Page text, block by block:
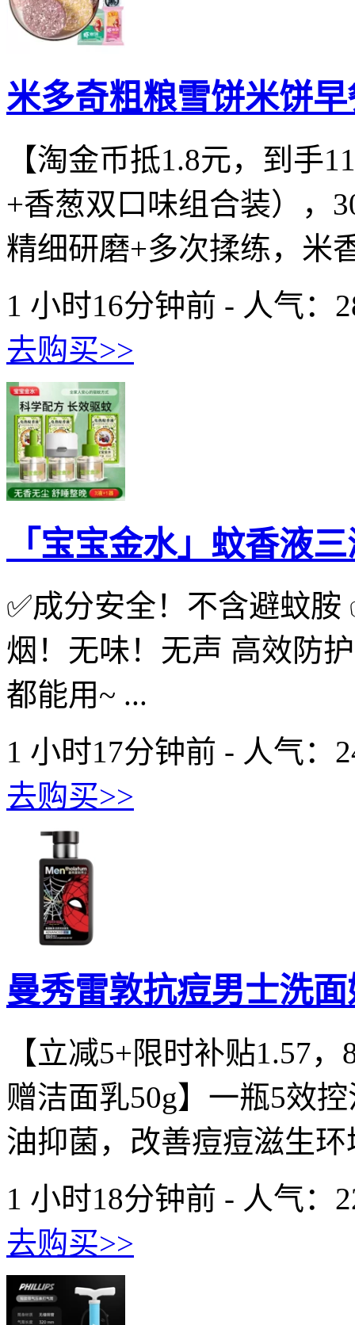
米多奇粗粮雪饼米饼早
【淘金币抵1.8元，到手
+香葱双口味组合装），
精细研磨+多次揉练，米
1 小时16分钟前 - 人气：
去购买>>
「宝宝金水」蚊香液
✅️成分安全！不含避蚊胺
烟！无味！无声 高效防
都能用~ ...
1 小时17分钟前 - 人气：
去购买>>
曼秀雷敦抗痘男士洗
【立减5+限时补贴1.57
赠洁面乳50g】一瓶5效
油抑菌，改善痘痘滋生
1 小时18分钟前 - 人气：
去购买>>